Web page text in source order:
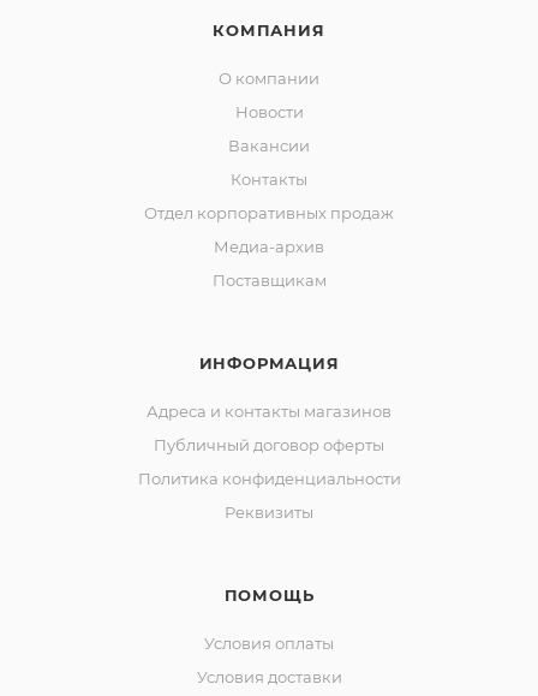
КОМПАНИЯ
О компании
Новости
Вакансии
Контакты
Отдел корпоративных продаж
Медиа-архив
Поставщикам
ИНФОРМАЦИЯ
Адреса и контакты магазинов
Публичный договор оферты
Политика конфиденциальности
Реквизиты
ПОМОЩЬ
Условия оплаты
Условия доставки